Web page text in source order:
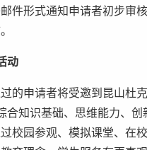
件形式通知申请者初步审
动
申请者将受邀到昆山杜克
合知识基础、思维能力、
校园参观、模拟课堂、在